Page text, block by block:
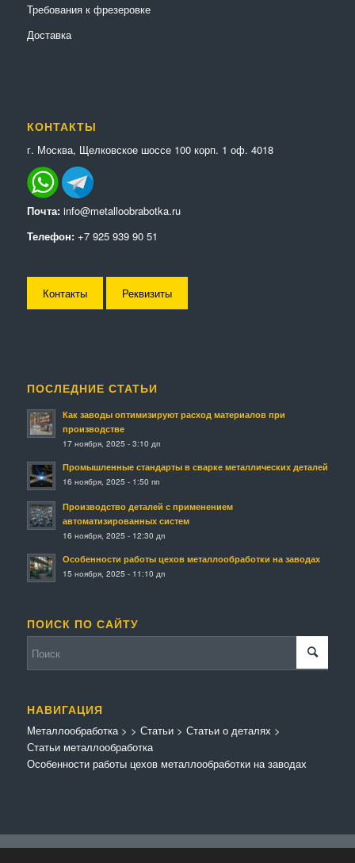
Требования к фрезеровке
Доставка
КОНТАКТЫ
г. Москва, Щелковское шоссе 100 корп. 1 оф. 4018
Почта: info@metalloobrabotka.ru
Телефон: +7 925 939 90 51
Контакты Реквизиты
ПОСЛЕДНИЕ СТАТЬИ
Как заводы оптимизируют расход материалов при
производстве
17 ноября, 2025 - 3:10 дп
Промышленные стандарты в сварке металлических деталей
16 ноября, 2025 - 1:50 пп
Производство деталей с применением
автоматизированных систем
16 ноября, 2025 - 12:30 дп
Особенности работы цехов металлообработки на заводах
15 ноября, 2025 - 11:10 дп
ПОИСК ПО САЙТУ
НАВИГАЦИЯ
Металлообработка>
Статьи металлообработка
> Статьи> Статьи о деталях >
Особенности работы цехов металлообработки на заводах